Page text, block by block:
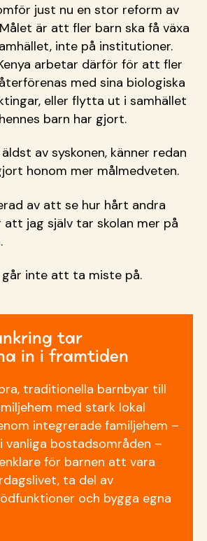
just nu en stor reform av
är att fler barn ska få växa
inte på institutioner.
arbetar därför för att fler
med sina biologiska
eller flytta ut i samhället
barn har gjort.
av syskonen, känner redan
honom mer målmedveten.
av att se hur hårt andra
jag själv tar skolan mer på
inte att ta miste på.
tar
in i framtiden
traditionella barnbyar till
med stark lokal
integrerade familjehem –
vanliga bostadsområden –
för barnen att vara
ta del av
och bygga egna